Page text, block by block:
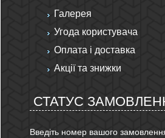
Галерея
Угода користувача
Оплата і доставка
Акції та знижки
СТАТУС
Введіть номер вашого